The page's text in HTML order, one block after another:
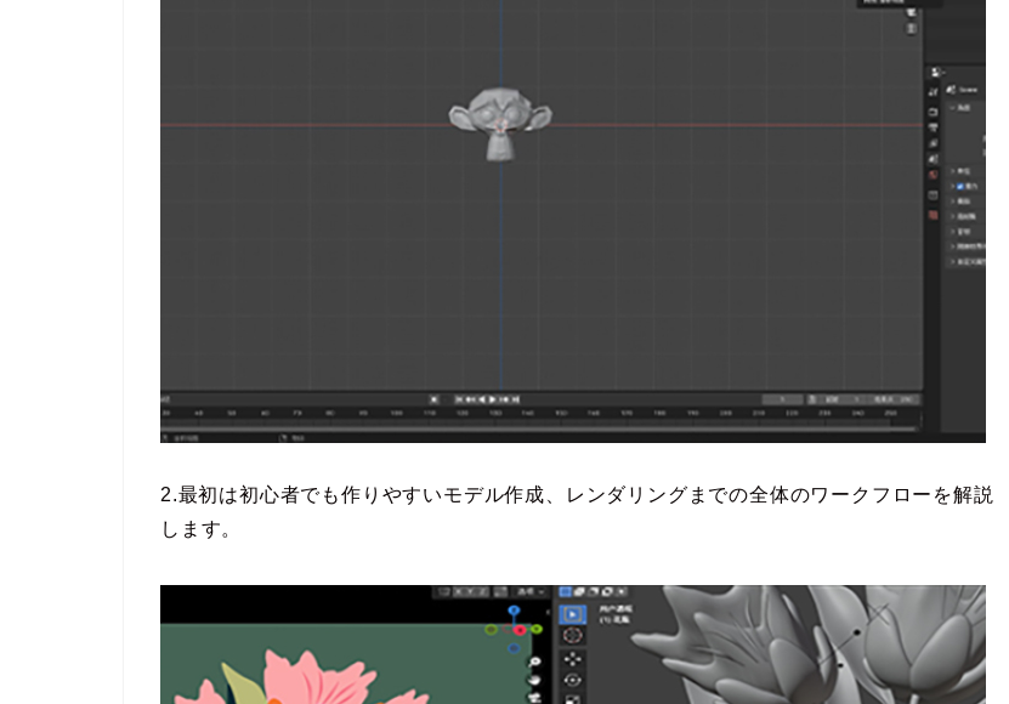
2.最初は初心者でも作りやすいモデル作成、レンダリングまでの全体のワークフローを解説
します。